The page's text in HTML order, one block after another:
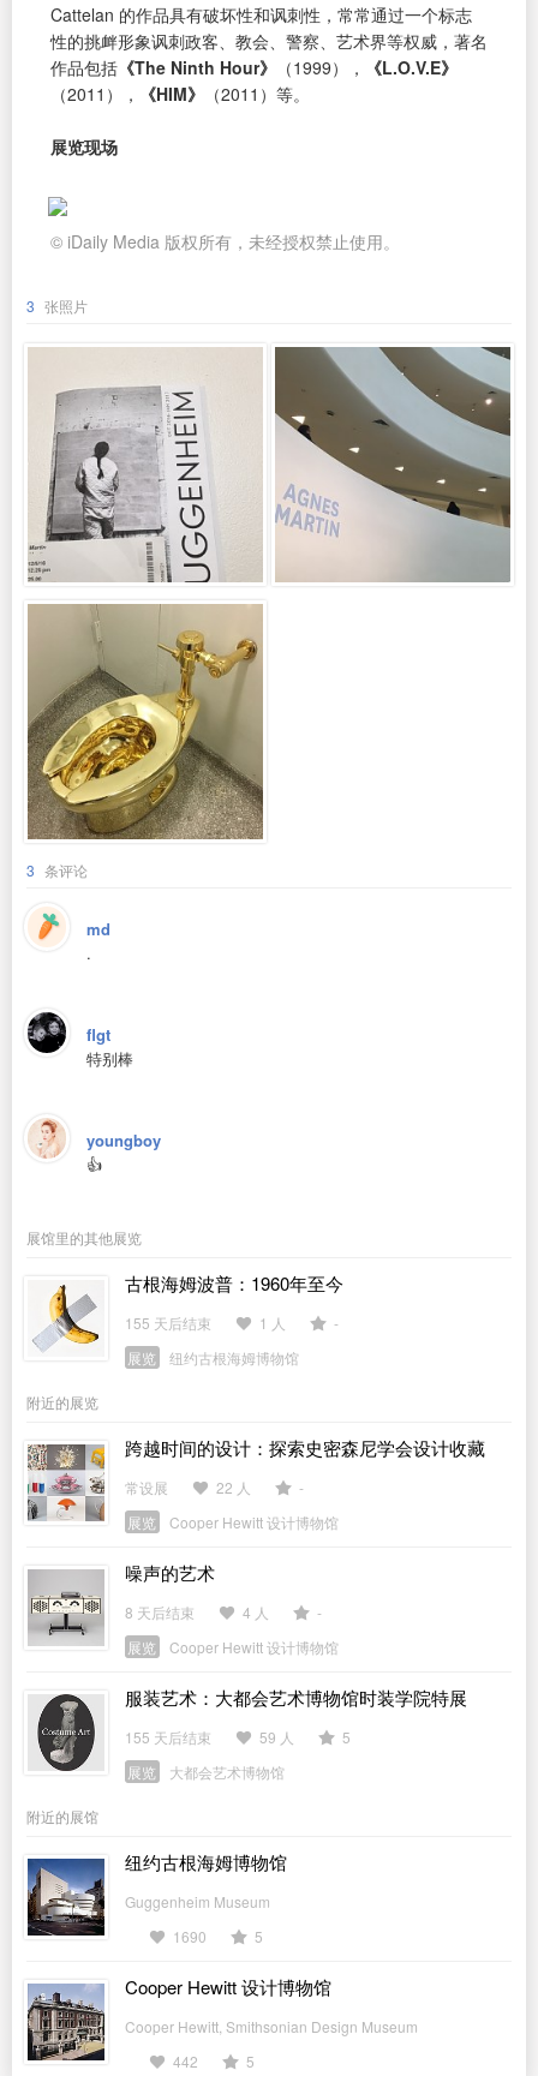
Cattelan 的作品具有破坏性和讽刺性，常常通过一个标志
性的挑衅形象讽刺政客、教会、警察、艺术界等权威，著名
作品包括 《The Ninth Hour》 （1999），
《L.O.V.E》
（2011），
《HIM》 （2011）等。
展览现场
© iDaily Media 版权所有，未经授权禁止使用。
3 张照片
3 条评论
md
.
flgt
特别棒
youngboy
👍
展馆里的其他展览
古根海姆波普：1960年至今
155 天后结束 1 人
-
展览
纽约古根海姆博物馆
附近的展览
跨越时间的设计：探索史密森尼学会设计收藏
常设展 22 人
-
展览
Cooper Hewitt 设计博物馆
噪声的艺术
8 天后结束 4 人
-
展览
Cooper Hewitt 设计博物馆
服装艺术：大都会艺术博物馆时装学院特展
155 天后结束 59 人
5
展览
大都会艺术博物馆
附近的展馆
纽约古根海姆博物馆
Guggenheim Museum
1690
5
Cooper Hewitt 设计博物馆
Cooper Hewitt, Smithsonian Design Museum
442
5